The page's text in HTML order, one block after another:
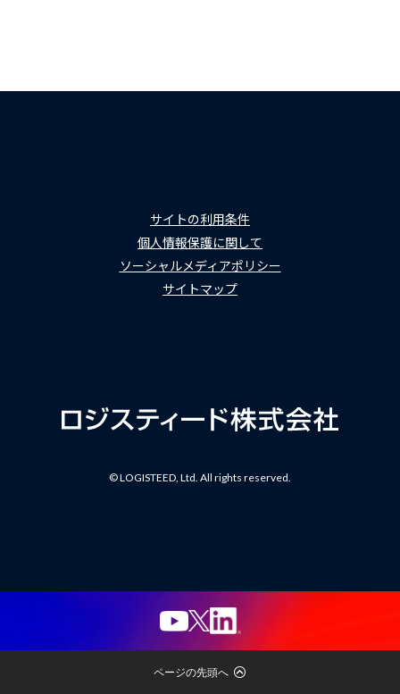
サイトの利用条件
個人情報保護に関して
ソーシャルメディアポリシー
サイトマップ
© LOGISTEED, Ltd. All rights reserved.
ページの先頭へ